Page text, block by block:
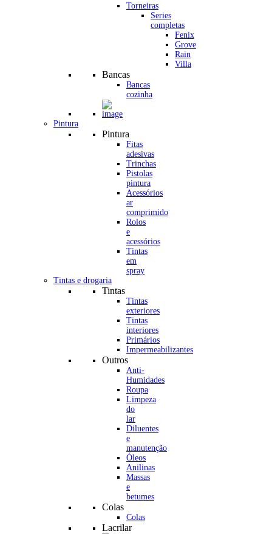
Torneiras
Series
completas
Fenix
Grove
Rain
Villa
Bancas
Bancas
cozinha
Pintura
Pintura
Fitas
adesivas
Trinchas
Pistolas
pintura
Acessórios
ar
comprimido
Rolos
e
acessórios
Tintas
em
spray
Tintas e drogaria
Tintas
Tintas
exteriores
Tintas
interiores
Primários
Impermeabilizantes
Outros
Anti-
Humidades
Roupa
Limpeza
do
lar
Diluentes
e
manutenção
Óleos
Anilinas
Massas
e
betumes
Colas
Colas
Lacrilar